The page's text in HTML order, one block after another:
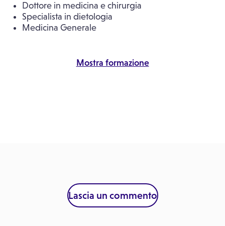
Dottore in medicina e chirurgia
Specialista in dietologia
Medicina Generale
Mostra formazione
Lascia un commento